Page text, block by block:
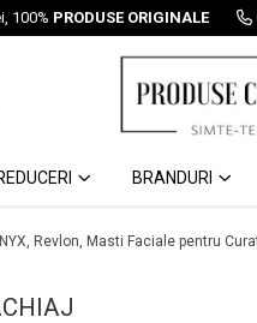
100% PRODUSE ORIGINALE
BRANDURI
Revlon, Masti Faciale pentru